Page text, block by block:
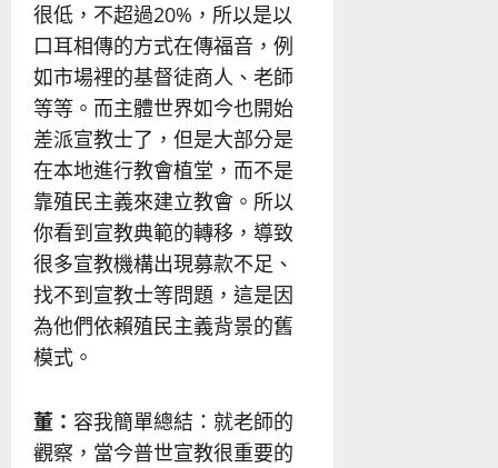
很低，不超過20%，所以是以
口耳相傳的方式在傳福音，例
如市場裡的基督徒商人、老師
等等。而主體世界如今也開始
差派宣教士了，但是大部分是
在本地進行教會植堂，而不是
靠殖民主義來建立教會。所以
你看到宣教典範的轉移，導致
很多宣教機構出現募款不足、
找不到宣教士等問題，這是因
為他們依賴殖民主義背景的舊
模式。
董： 容我簡單總結：就老師的
觀察，當今普世宣教很重要的